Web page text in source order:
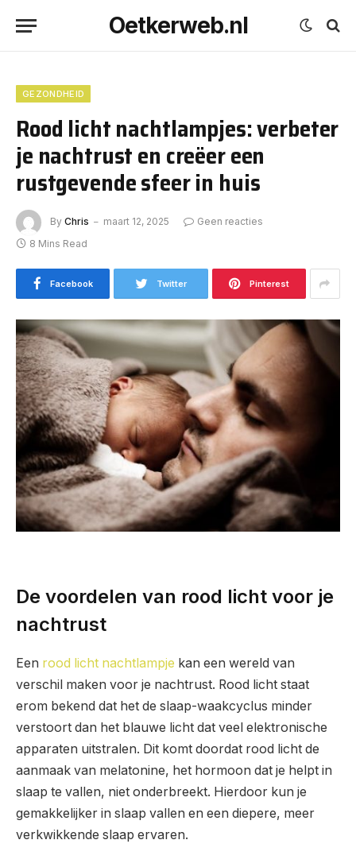
Oetkerweb.nl
GEZONDHEID
Rood licht nachtlampjes: verbeter
je nachtrust en creëer een
rustgevende sfeer in huis
By Chris maart 12, 2025
Geen reacties
8 Mins Read
Facebook Twitter Pinterest
De voordelen van rood licht voor je
nachtrust
Een rood licht nachtlampje kan een wereld van
verschil maken voor je nachtrust. Rood licht staat
erom bekend dat het de slaap-waakcyclus minder
verstoort dan het blauwe licht dat veel elektronische
apparaten uitstralen. Dit komt doordat rood licht de
aanmaak van melatonine, het hormoon dat je helpt in
slaap te vallen, niet onderbreekt. Hierdoor kun je
gemakkelijker in slaap vallen en een diepere, meer
verkwikkende slaap ervaren.